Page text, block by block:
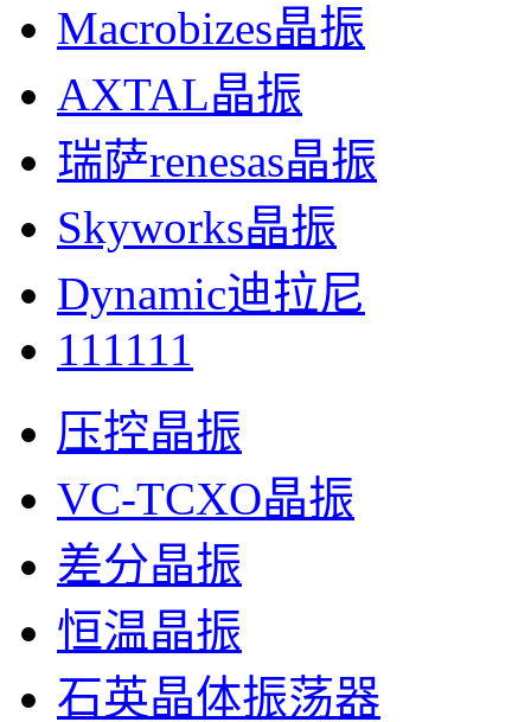
Macrobizes晶振
AXTAL晶振
瑞萨renesas晶振
Skyworks晶振
Dynamic迪拉尼
111111
压控晶振
VC-TCXO晶振
差分晶振
恒温晶振
石英晶体振荡器